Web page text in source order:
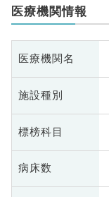
医療機関情報
医療機関名
施設種別
標榜科目
病床数